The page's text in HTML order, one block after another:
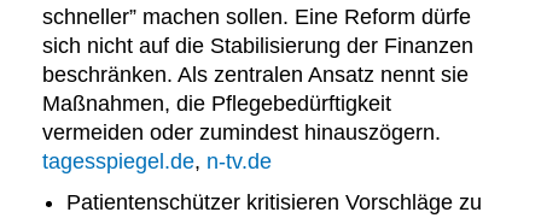
schneller” machen sollen. Eine Reform dürfe
sich nicht auf die Stabilisierung der Finanzen
beschränken. Als zentralen Ansatz nennt sie
Maßnahmen, die Pflegebedürftigkeit
vermeiden oder zumindest hinauszögern.
tagesspiegel.de, n-tv.de
Patientenschützer kritisieren Vorschläge zu